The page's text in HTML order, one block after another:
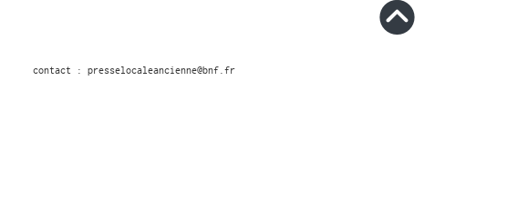
contact : presselocaleancienne@bnf.fr